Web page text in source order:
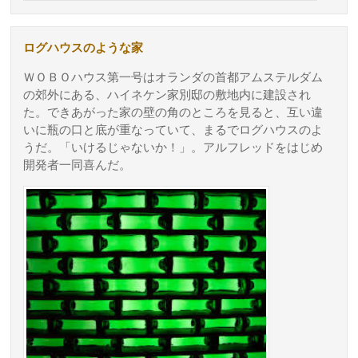
ログハウスのような家
ＷＯＢＯハウス第一号はオランダの首都アムステルダム
の郊外にある、ハイネケン家別邸の敷地内に建設され
た。できあがった家の壁の角のところを見ると、互い違
いに瓶の口と底が重なっていて、まるでログハウスのよ
うだ。「いけるじゃないか！」。アルフレッドをはじめ
開発者一同喜んだ。